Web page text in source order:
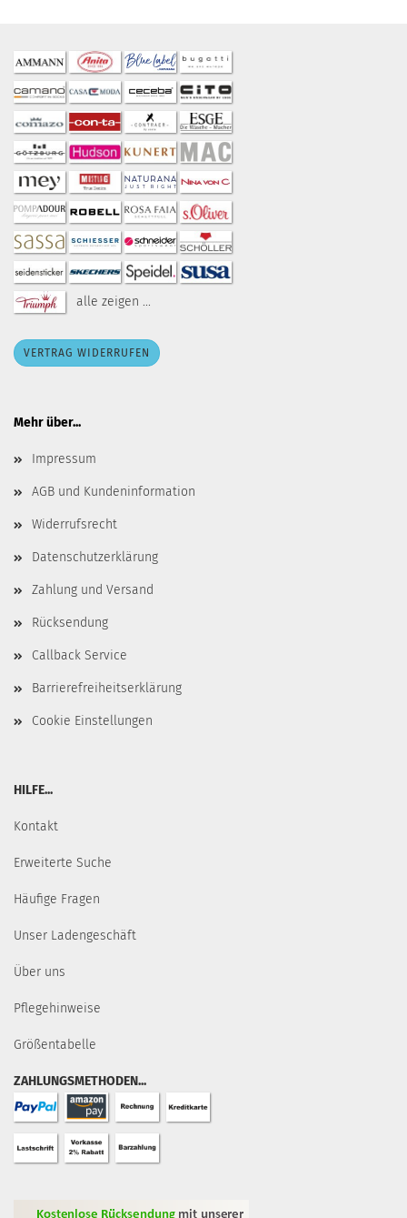
alle zeigen ...
VERTRAG WIDERRUFEN
Mehr über...
Impressum
AGB und Kundeninformation
Widerrufsrecht
Datenschutzerklärung
Zahlung und Versand
Rücksendung
Callback Service
Barrierefreiheitserklärung
Cookie Einstellungen
HILFE...
Kontakt
Erweiterte Suche
Häufige Fragen
Unser Ladengeschäft
Über uns
Pflegehinweise
Größentabelle
ZAHLUNGSMETHODEN...